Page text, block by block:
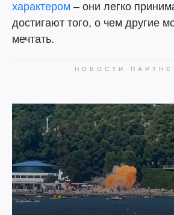
характером – они легко
достигают того, о чем другие
мечтать.